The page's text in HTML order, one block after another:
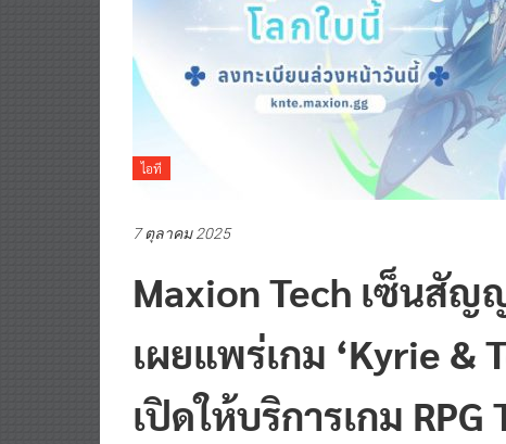
ไอที
7 ตุลาคม 2025
Maxion Tech เซ็นสั
เผยแพร่เกม ‘Kyrie &
เปิดให้บริการเกม